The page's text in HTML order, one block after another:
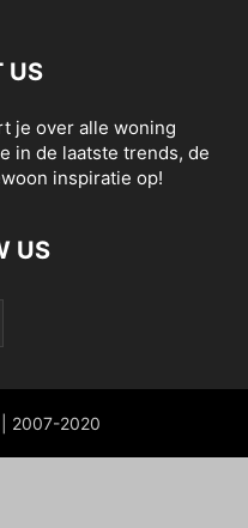
US
je over alle woning
in de laatste trends, de
inspiratie op!
US
2007-2020